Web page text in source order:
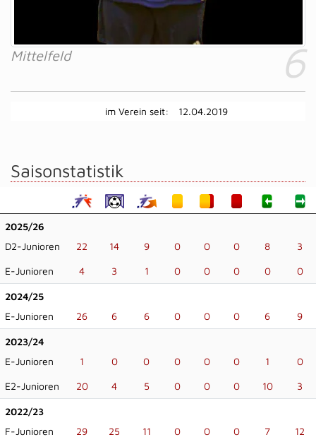
6
Mittelfeld
im Verein seit: 12.04.2019
Saisonstatistik
2025/26
D2-Junioren
22 14 9 0 0 0 8 3
E-Junioren 4 3 1 0 0 0 0 0
2024/25
E-Junioren
26 6 6 0 0 0 6 9
2023/24
E-Junioren
1 0 0 0 0 0 1 0
E2-Junioren 20 4 5 0 0 0 10 3
2022/23
F-Junioren
29 25 11 0 0 0 7 12